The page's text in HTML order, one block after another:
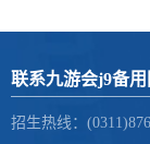
联系九游会j9备
招生热线：